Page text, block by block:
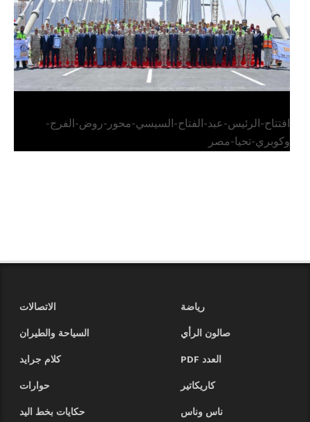
افتتاح-الرئيس-عبد-الفتاح-السيسي-محور-روض-الفرج-
وكوبري-تحيا-مصر
رياضة
الاتصالات
صالون الرأي
السياحة والطيران
العدد PDF
كلام جرايد
كاريكاتير
حوارات
ناس وناس
حكايات بخط اليد